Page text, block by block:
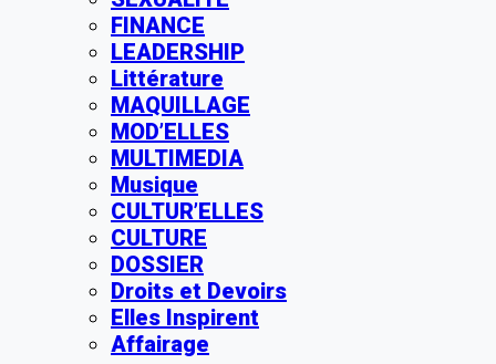
FINANCE
LEADERSHIP
Littérature
MAQUILLAGE
MOD’ELLES
MULTIMEDIA
Musique
CULTUR’ELLES
CULTURE
DOSSIER
Droits et Devoirs
Elles Inspirent
Affairage